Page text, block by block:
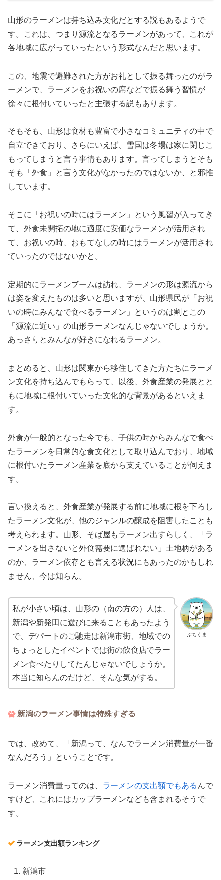
山形のラーメンは持ち込み文化だとする説もあるようで
す。これは、つまり源流となるラーメンがあって、これが
各地域に広がっていったという形式なんだと思います。
この、地震で避難された方がお礼として振る舞ったのがラ
ーメンで、ラーメンをお祝いの席などで振る舞う習慣が
徐々に根付いていったと主張する説もあります。
そもそも、山形は食材も豊富で小さなコミュニティの中で
自立できており、さらにいえば、雪国は冬場は家に閉じこ
もってしまうと言う事情もあります。言ってしまうとそも
そも「外食」と言う文化がなかったのではないか、と邪推
しています。
そこに「お祝いの時にはラーメン」という風習が入ってき
て、外食未開拓の地に適度に安価なラーメンが活用され
て、お祝いの時、おもてなしの時にはラーメンが活用され
ていったのではないかと。
定期的にラーメンブームは訪れ、ラーメンの形は源流から
は姿を変えたものは多いと思いますが、山形県民が「お祝
いの時にみんなで食べるラーメン」というのは割とこの
「源流に近い」の山形ラーメンなんじゃないでしょうか。
あっさりとみんなが好きになれるラーメン。
まとめると、山形は関東から移住してきた方たちにラーメ
ン文化を持ち込んでもらって、以後、外食産業の発展とと
もに地域に根付いていった文化的な背景があるといえま
す。
外食が一般的となった今でも、子供の時からみんなで食べ
たラーメンを日常的な食文化として取り込んでおり、地域
に根付いたラーメン産業を底から支えていることが伺えま
す。
言い換えると、外食産業が発展する前に地域に根を下ろし
たラーメン文化が、他のジャンルの醸成を阻害したことも
考えられます。山形、そば屋もラーメン出すらしく、「ラ
ーメンを出さないと外食需要に選ばれない」土地柄がある
のか、ラーメン依存とも言える状況にもあったのかもしれ
ません、今は知らん。
ぶちくま
私が小さい頃は、山形の（南の方の）人は、
新潟や新発田に遊びに来ることもあったよう
で、デパートのご馳走は新潟市街、地域での
ちょっとしたイベントでは街の飲食店でラー
メン食べたりしてたんじゃないでしょうか。
本当に知らんのだけど、そんな気がする。
新潟のラーメン事情は特殊すぎる
では、改めて、「新潟って、なんでラーメン消費量が一番
なんだろう」ということです。
ラーメン消費量ってのは、 ラーメンの支出額でもある んで
すけど、これにはカップラーメンなども含まれるそうで
す。
ラーメン支出額ランキング
新潟市